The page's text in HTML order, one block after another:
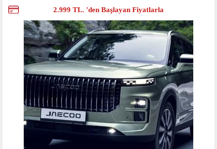
2.999 TL. 'den Başlayan Fiyatlarla